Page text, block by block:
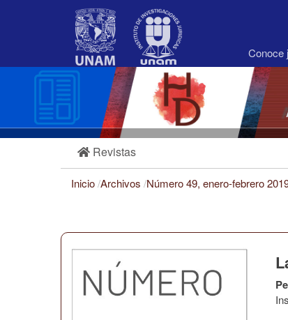
Barra
Conoce
Revistas
Inicio/Archivos /Número 49, enero-febrero